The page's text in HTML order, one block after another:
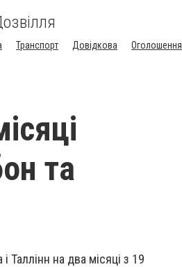
Транспорт Довідкова Оголошення
та
Таллінн на два місяці з 19